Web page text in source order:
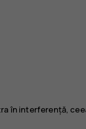
în interferență,